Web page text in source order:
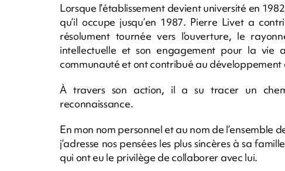
Lorsque l’établissement devient université en
qu’il occupe jusqu’en 1987. Pierre Livet a
résolument tournée vers l’ouverture, le
intellectuelle et son engagement pour la vie
communauté et ont contribué au développement
À travers son action, il a su tracer un
reconnaissance.
En mon nom personnel et au nom de l’ensemble
j’adresse nos pensées les plus sincères à sa
qui ont eu le privilège de collaborer avec lui.